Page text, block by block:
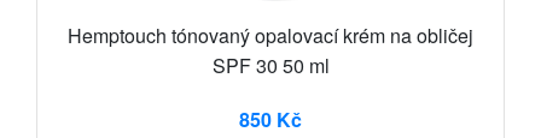
Hemptouch tónovaný opalovací krém na obličej
SPF 30 50 ml
850 Kč